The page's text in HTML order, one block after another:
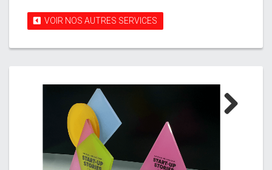
VOIR NOS AUTRES SERVICES